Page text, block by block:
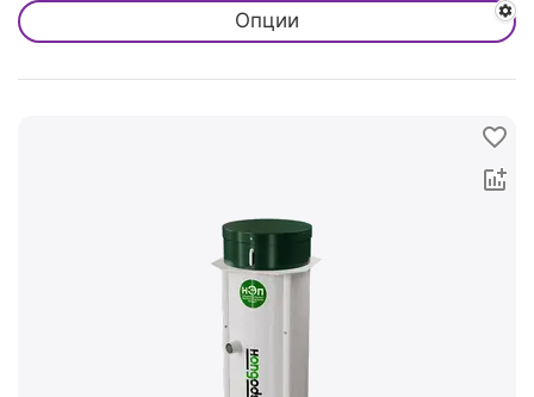
Опции